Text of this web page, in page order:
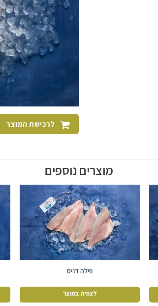
לרכישת המוצר
מוצרים נוספים
פילה דניס
לצפיה במוצר